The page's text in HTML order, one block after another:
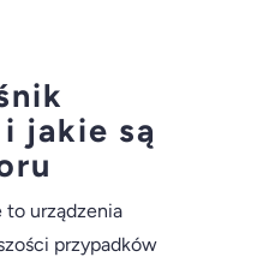
jakie są
to urządzenia
przypadków